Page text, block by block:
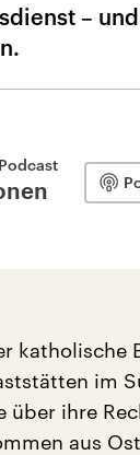
–
katholische
im
über ihre
aus